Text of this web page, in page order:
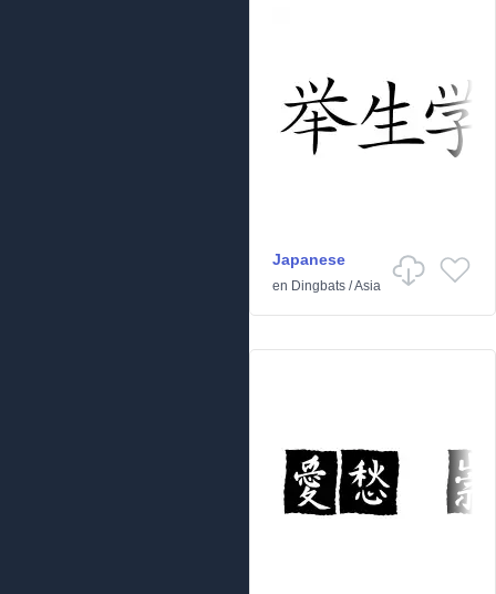
Japanese
en Dingbats /Asia